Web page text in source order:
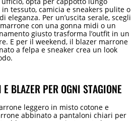
tessuto, camicia e sneakers pulite o
eleganza. Per un’uscita serale, scegli
con una gonna midi o un
giusto trasforma l’outfit in un
E per il weekend, il blazer marrone
a felpa e sneaker crea un look
BLAZER PER OGNI STAGIONE
leggero in misto cotone e
abbinato a pantaloni chiari per